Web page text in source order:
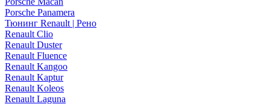
Porsche Panamera
Тюнинг Renault | Рено
Renault Clio
Renault Duster
Renault Fluence
Renault Kangoo
Renault Kaptur
Renault Koleos
Renault Laguna